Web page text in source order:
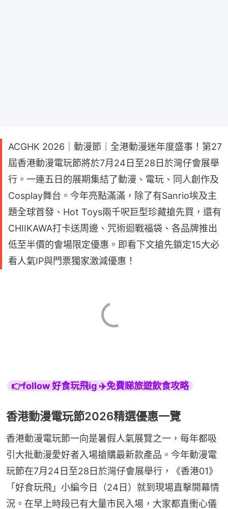
ACGHK 2026｜動漫節｜全港動漫迷年度盛事！第27
屆香港動漫電玩節將於7月24日至28日於灣仔會展舉
行。一連五日的展期集結了動漫、電玩、同人創作及
Cosplay舞台。今年亮點滿滿，除了有Sanrio埃及主
題全球首發、Hot Toys兩千呎巨型珍藏搶先買，還有
CHIIKAWA打卡送周邊、咒術迴戰福袋、各品牌推出
低至半價的會場限定優惠。即看下文搶先鎖定15大必
看人氣IP與門票獨家激減優惠！
👉follow 好食玩飛ig ✈️免費睇旅遊飲食攻略
香港動漫電玩節2026精選優惠一覽
香港動漫電玩節一向是暑假人氣展覽之一，每年都吸
引大批動漫愛好者入場搶購最新款產品。今年動漫電
玩節在7月24日至28日於灣仔會展舉行，《香港01》
「好食玩飛」小編今日（24日）就到現場直擊開幕情
況。在早上時段已有大量市民入場，大家都直衝心儀